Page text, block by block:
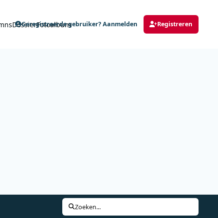
DossierFotoalbum
Geregistreerde gebruiker? Aanmelden Registreren
Zoeken...